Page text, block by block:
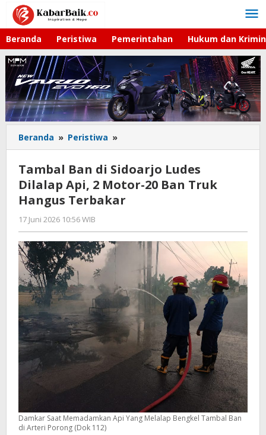
Lewati
konten
Beranda Peristiwa Pemerintahan Hukum dan
Beranda » Peristiwa »
Ban
di
Sidoarjo
Ludes
Dilalap
Hangus
Terbakar
Tambal Ban di Sidoarjo Ludes
Dilalap Api, 2 Motor-20 Ban Truk
Hangus Terbakar
17 Juni 2026 10:56 WIB
Imam
WD
Damkar Saat Memadamkan Api Yang Melalap Bengkel Tambal Ban
di Arteri Porong (Dok 112)